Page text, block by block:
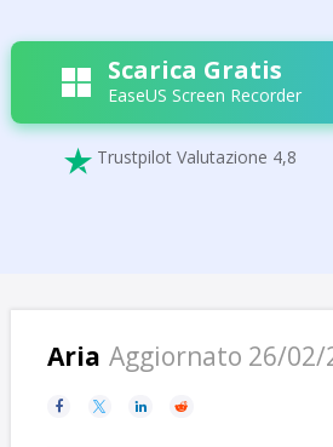
Scarica Gratis
EaseUS Screen Recorder
 Trustpilot Valutazione 4,8
Aria Aggiornato 26/02/
   